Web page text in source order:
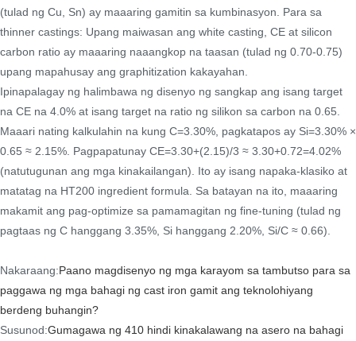
(tulad ng Cu, Sn) ay maaaring gamitin sa kumbinasyon. Para sa
thinner castings: Upang maiwasan ang white casting, CE at silicon
carbon ratio ay maaaring naaangkop na taasan (tulad ng 0.70-0.75)
upang mapahusay ang graphitization kakayahan.
Ipinapalagay ng halimbawa ng disenyo ng sangkap ang isang target
na CE na 4.0% at isang target na ratio ng silikon sa carbon na 0.65.
Maaari nating kalkulahin na kung C=3.30%, pagkatapos ay Si=3.30% ×
0.65 ≈ 2.15%. Pagpapatunay CE=3.30+(2.15)/3 ≈ 3.30+0.72=4.02%
(natutugunan ang mga kinakailangan). Ito ay isang napaka-klasiko at
matatag na HT200 ingredient formula. Sa batayan na ito, maaaring
makamit ang pag-optimize sa pamamagitan ng fine-tuning (tulad ng
pagtaas ng C hanggang 3.35%, Si hanggang 2.20%, Si/C ≈ 0.66).
Nakaraang:Paano magdisenyo ng mga karayom ​​sa tambutso para sa
paggawa ng mga bahagi ng cast iron gamit ang teknolohiyang
berdeng buhangin?
Susunod:Gumagawa ng 410 hindi kinakalawang na asero na bahagi